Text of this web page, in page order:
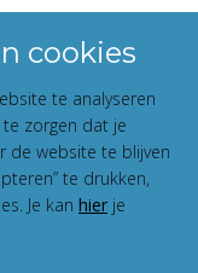
cookies
te analyseren
zorgen dat je
de website te blijven
te drukken,
Je kan hier je